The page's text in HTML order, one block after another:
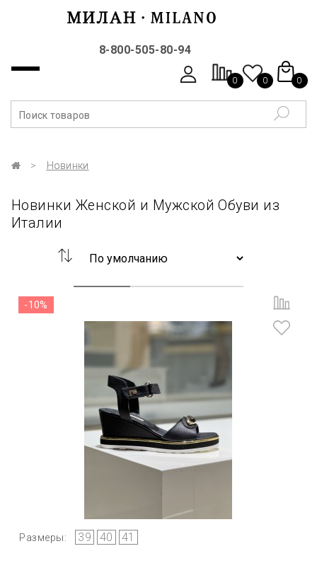
8-800-505-80-94
0 0 0
Новинки
Новинки Женской и Мужской Обуви из
Италии
Размеры: 39 40 41
-10%